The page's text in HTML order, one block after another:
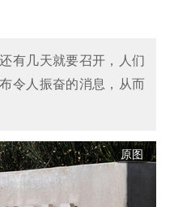
有几天就要召开，人们
令人振奋的消息，从而
原图